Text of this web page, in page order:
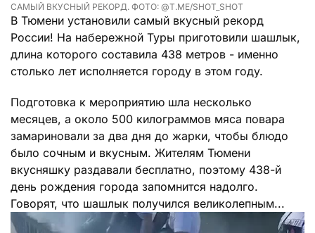
САМЫЙ ВКУСНЫЙ РЕКОРД. ФОТО: @T.ME/SHOT_SHOT
В Тюмени установили самый вкусный рекорд
России! На набережной Туры приготовили шашлык,
длина которого составила 438 метров - именно
столько лет исполняется городу в этом году.
Подготовка к мероприятию шла несколько
месяцев, а около 500 килограммов мяса повара
замариновали за два дня до жарки, чтобы блюдо
было сочным и вкусным. Жителям Тюмени
вкусняшку раздавали бесплатно, поэтому 438-й
день рождения города запомнится надолго.
Говорят, что шашлык получился великолепным...